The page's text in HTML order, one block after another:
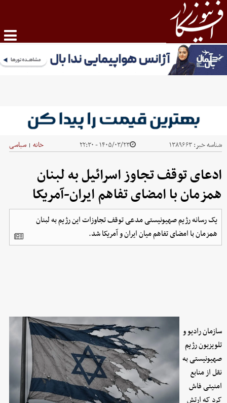
شناسه خبر:۱۳۸۹۶۶۳ ۱۴۰۵/۰۳/۲۳ - ۲۲:۳۰ خانه | سیاسی
ادعای توقف تجاوز اسرائیل به لبنان
همزمان با امضای تفاهم ایران-آمریکا
یک رسانه رژیم صهیونیستی مدعی توقف تجاوزات این رژیم به لبنان
همزمان با امضای تفاهم میان ایران و آمریکا شد.
سازمان رادیو و
تلویزیون رژیم
صهیونیستی به
نقل از منابع
امنیتی فاش
کرد که ارتش